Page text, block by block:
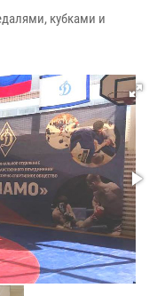
кубками и